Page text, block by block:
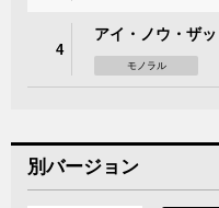
4
アイ・ノウ・ザ
モノラル
別バージョン